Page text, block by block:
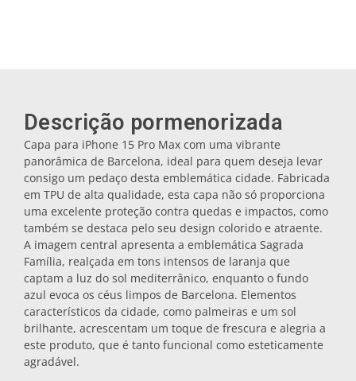
Tampas
Galheteiros
Bases para tachos
Copos
Copos de shot
Descrição pormenorizada
Capa para iPhone 15 Pro Max com uma vibrante
panorâmica de Barcelona, ideal para quem deseja levar
consigo um pedaço desta emblemática cidade. Fabricada
em TPU de alta qualidade, esta capa não só proporciona
uma excelente proteção contra quedas e impactos, como
também se destaca pelo seu design colorido e atraente.
A imagem central apresenta a emblemática Sagrada
Família, realçada em tons intensos de laranja que
captam a luz do sol mediterrânico, enquanto o fundo
azul evoca os céus limpos de Barcelona. Elementos
característicos da cidade, como palmeiras e um sol
brilhante, acrescentam um toque de frescura e alegria a
este produto, que é tanto funcional como esteticamente
agradável.